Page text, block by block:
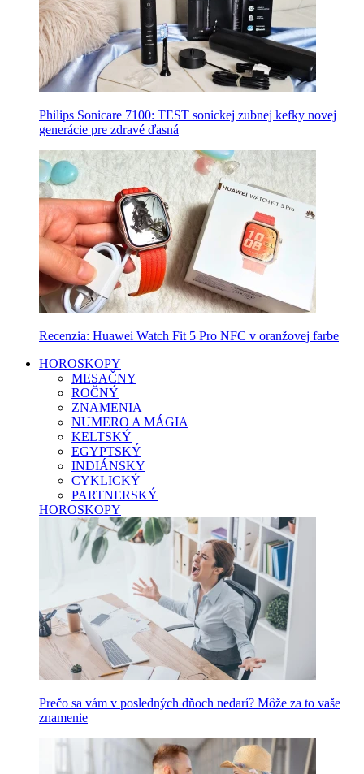
Philips Sonicare 7100: TEST sonickej zubnej kefky novej
generácie pre zdravé ďasná
Recenzia: Huawei Watch Fit 5 Pro NFC v oranžovej farbe
HOROSKOPY
MESAČNY
ROČNÝ
ZNAMENIA
NUMERO A MÁGIA
KELTSKÝ
EGYPTSKÝ
INDIÁNSKY
CYKLICKÝ
PARTNERSKÝ
HOROSKOPY
Prečo sa vám v posledných dňoch nedarí? Môže za to vaše
znamenie